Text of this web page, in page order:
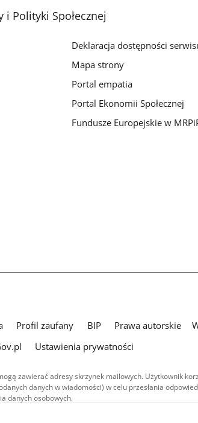
Polityki Społecznej
Deklaracja dostępności
Mapa strony
Portal empatia
Portal Ekonomii Społecznej
Fundusze Europejskie w
Profil zaufany BIP Prawa autorskie
Ustawienia prywatności
zawierać adresy skrzynek mailowych. Użytkownik
danych w wiadomości) w celu przesłania
danych osobowych.
w serwisie (z wyłączeniem treści audiowizualnych), są